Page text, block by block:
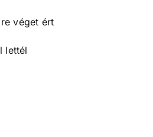
véget ért
lettél